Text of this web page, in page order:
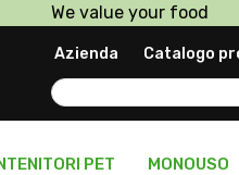
We value your food
Prodotti in pronta
Personalizza il tuo
Azienda Catalogo
PET MONOUSO